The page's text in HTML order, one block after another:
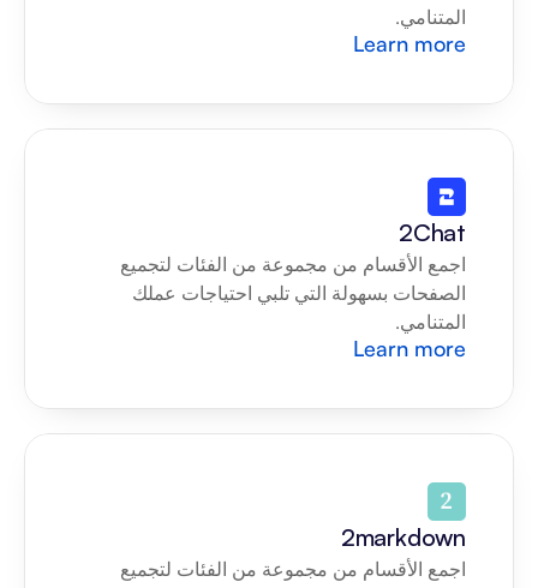
المتنامي.
Learn more
2Chat
المتنامي.
Learn more
2markdown